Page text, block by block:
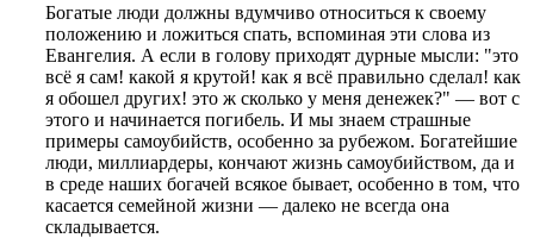
Богатые люди должны вдумчиво относиться к своему
положению и ложиться спать, вспоминая эти слова из
Евангелия. А если в голову приходят дурные мысли: "это
всё я сам! какой я крутой! как я всё правильно сделал! как
я обошел других! это ж сколько у меня денежек?" — вот с
этого и начинается погибель. И мы знаем страшные
примеры самоубийств, особенно за рубежом. Богатейшие
люди, миллиардеры, кончают жизнь самоубийством, да и
в среде наших богачей всякое бывает, особенно в том, что
касается семейной жизни — далеко не всегда она
складывается.